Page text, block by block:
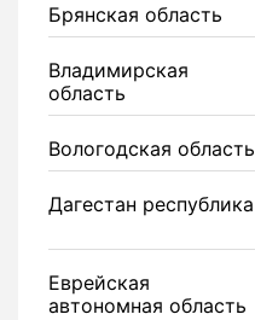
Брянская область
Владимирская
область
Вологодская область
Дагестан республика
Еврейская
автономная область